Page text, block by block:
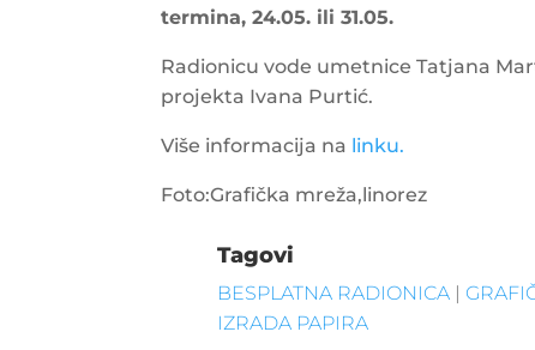
termina, 24.05. ili 31.05.
Radionicu vode umetnice Tatjana
projekta Ivana Purtić.
Više informacija na linku.
Foto:Grafička mreža,linorez
Tagovi
BESPLATNA RADIONICA
IZRADA PAPIRA